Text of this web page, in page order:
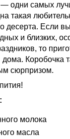
одни самых
такая
десерта. Если
и близких,
то
Коробочка
сюрпризом.
молока
масла